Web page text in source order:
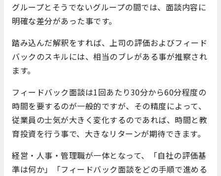
グループとそうでないグループの間では、面談内容に
明確な差分があった事です。
踏み込んだ解釈をすれば、上司の評価およびフィード
バックのスキルには、相当のブレがある事が推察され
ます。
フィードバック面談は1回あたり30分から60分程度の
時間を要するのが一般的ですが、その精度によって、
従業員の士気が大きく変化するのであれば、時間と教
育投資を行う事で、大きなリターンが期待できます。
経営・人事・管理職が一体となって、「自社の評価基
準は何か」「フィードバック面談をどの手順で進める